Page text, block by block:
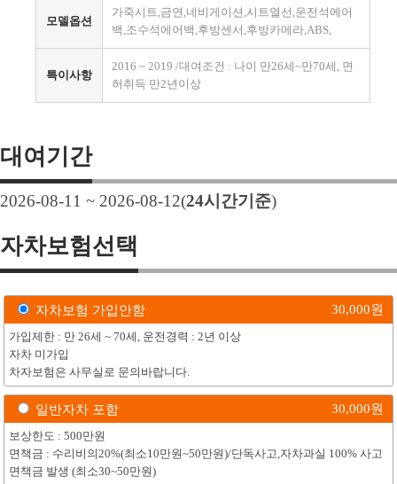
모델옵션
가죽시트,금연,네비게이션,시트열선,운전석에어
백,조수석에어백,후방센서,후방카메라,ABS,
특이사항
2016 ~ 2019 /대여조건 : 나이 만26세~만70세, 면
허취득 만2년이상
대여기간
2026-08-11 ~ 2026-08-12(24시간기준)
자차보험선택
자차보험 가입안함 30,000원
가입제한 : 만 26세 ~ 70세, 운전경력 : 2년 이상
자차 미가입
차자보험은 사무실로 문의바랍니다.
일반자차 포함 30,000원
보상한도 : 500만원
면책금 : 수리비의20%(최소10만원~50만원)/단독사고,자차과실 100% 사고
면책금 발생 (최소30~50만원)